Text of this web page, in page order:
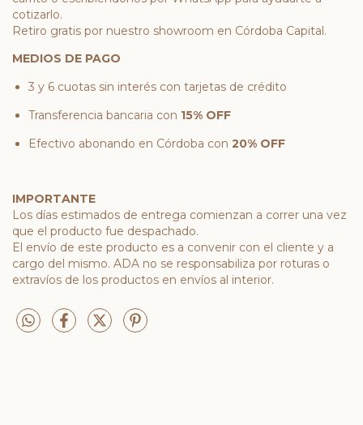
cotizarlo.
Retiro gratis por nuestro showroom en Córdoba Capital.
MEDIOS DE PAGO
3 y 6 cuotas sin interés con tarjetas de crédito
Transferencia bancaria con 15% OFF
Efectivo abonando en Córdoba con 20% OFF
IMPORTANTE
Los días estimados de entrega comienzan a correr una vez
que el producto fue despachado.
El envío de este producto es a convenir con el cliente y a
cargo del mismo. ADA no se responsabiliza por roturas o
extravíos de los productos en envíos al interior.